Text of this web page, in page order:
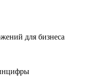
для бизнеса